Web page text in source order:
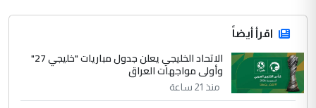
اقرأ أيضاً
الاتحاد الخليجي يعلن جدول مباريات "خليجي 27"
وأولى مواجهات العراق
منذ 21 ساعة